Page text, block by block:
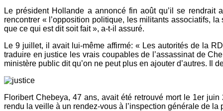
Le président Hollande a annoncé fin août qu’il se
rencontrer « l’opposition politique, les militants associatifs,
que ce qui est dit soit fait », a-t-il assuré.
Le 9 juillet, il avait lui-même affirmé: « Les autorités de la
traduire en justice les vrais coupables de l’assassinat de
ministère public dit qu’on ne peut plus en ajouter d’autres.
Floribert Chebeya, 47 ans, avait été retrouvé mort le 1er
rendu la veille à un rendez-vous à l’inspection générale de